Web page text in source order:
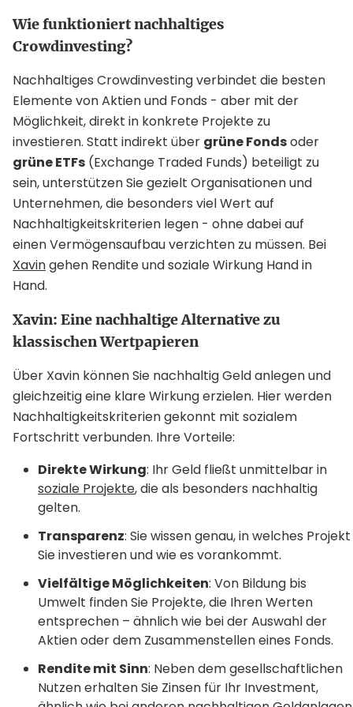
Wie funktioniert nachhaltiges
Crowdinvesting?
Nachhaltiges Crowdinvesting verbindet die besten
Elemente von Aktien und Fonds - aber mit der
Möglichkeit, direkt in konkrete Projekte zu
investieren. Statt indirekt über grüne Fondsoder
grüne ETFs (Exchange Traded Funds) beteiligt zu
sein, unterstützen Sie gezielt Organisationen und
Unternehmen, die besonders viel Wert auf
Nachhaltigkeitskriterien legen - ohne dabei auf
einen Vermögensaufbau verzichten zu müssen. Bei
Xavingehen Rendite und soziale Wirkung Hand in
Hand.
Xavin: Eine nachhaltige Alternative zu
klassischen Wertpapieren
Über Xavin können Sie nachhaltig Geld anlegen und
gleichzeitig eine klare Wirkung erzielen. Hier werden
Nachhaltigkeitskriterien gekonnt mit sozialem
Fortschritt verbunden. Ihre Vorteile:
Direkte Wirkung: Ihr Geld fließt unmittelbar in
soziale Projekte, die als besonders nachhaltig
gelten.
Transparenz: Sie wissen genau, in welches Projekt
Sie investieren und wie es vorankommt.
Vielfältige Möglichkeiten: Von Bildung bis
Umwelt finden Sie Projekte, die Ihren Werten
entsprechen – ähnlich wie bei der Auswahl der
Aktien oder dem Zusammenstellen eines Fonds.
Rendite mit Sinn: Neben dem gesellschaftlichen
Nutzen erhalten Sie Zinsen für Ihr Investment,